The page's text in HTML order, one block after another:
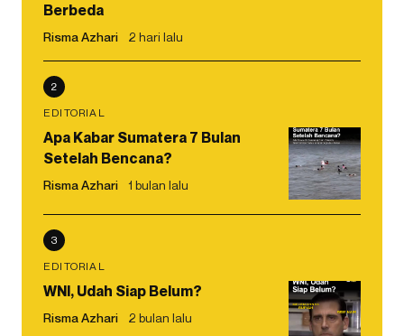
Berbeda
Risma Azhari 2 hari lalu
2
EDITORIAL
Apa Kabar Sumatera 7 Bulan
Setelah Bencana?
Risma Azhari 1 bulan lalu
3
EDITORIAL
WNI, Udah Siap Belum?
Risma Azhari 2 bulan lalu